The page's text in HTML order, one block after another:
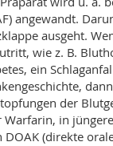
angewandt.
ausgeht.
wie z. B.
ein
der
Warfarin, in
DOAK (direkte